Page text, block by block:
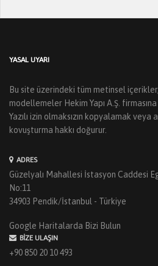
YASAL UYARI
Bu site üzerindeki tüm metinsel
modellemeler Hekim Yapı A.Ş.
Yazılı izin olmaksızın kopyalamak veya
kovuşturma hakkı doğurur.
ADRES
Güzelyalı Mahallesi İstasyon Caddesi
No:11
34903 Pendik/İstanbul - Türkiye
Google Haritalarda Bizi Bulun
BIZE ULAŞIN
+90 850 20 10 493